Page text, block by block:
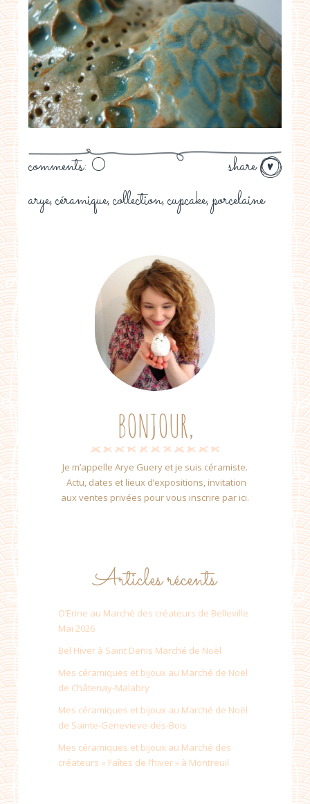
share
comments: 0
arye, céramique, collection, cupcake, porcelaine
BONJOUR,
Je m’appelle Arye Guery et je suis céramiste.
Actu, dates et lieux d’expositions, invitation
aux ventes privées pour vous inscrire par ici.
Articles récents
O’Erine au Marché des créateurs de Belleville
Mai 2026
Bel Hiver à Saint Denis Marché de Noël
Mes céramiques et bijoux au Marché de Noël
de Châtenay-Malabry
Mes céramiques et bijoux au Marché de Noël
de Sainte-Genevieve-des-Bois
Mes céramiques et bijoux au Marché des
créateurs « Faîtes de l’hiver » à Montreuil